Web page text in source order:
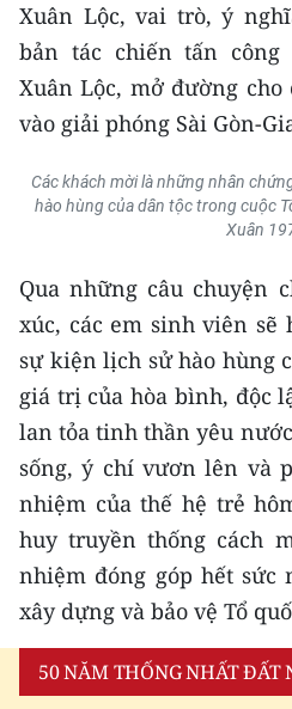
Xuân Lộc, vai trò, ý
bản tác chiến tấn công
Xuân Lộc, mở đường
vào giải phóng Sài Gòn-
Các khách mời là những nhân
hào hùng của dân tộc trong cuộc
Qua những câu chuyện
xúc, các em sinh viên sẽ
sự kiện lịch sử hào hùng
giá trị của hòa bình, độc